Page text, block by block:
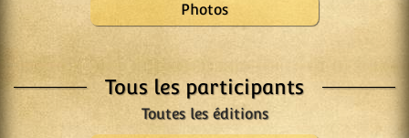
Photos
Tous les participants